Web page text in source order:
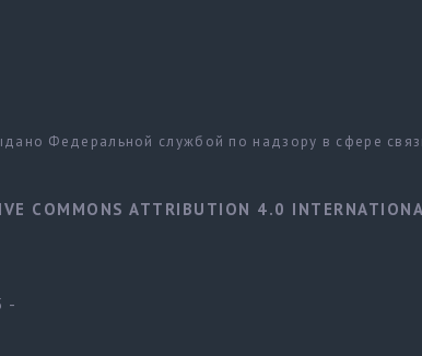
Федеральной службой по надзору в сфере
COMMONS ATTRIBUTION 4.0
-